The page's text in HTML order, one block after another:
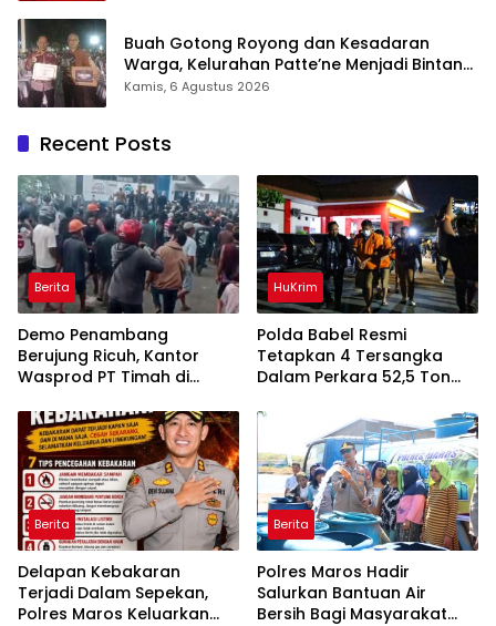
Buah Gotong Royong dan Kesadaran
Warga, Kelurahan Patte’ne Menjadi Bintang
Takalar Award 2026
Kamis, 6 Agustus 2026
Recent Posts
Berita
Demo Penambang
Berujung Ricuh, Kantor
Wasprod PT Timah di
HuKrim
Polda Babel Resmi
Tetapkan 4 Tersangka
Dalam Perkara 52,5 Ton
Belitung
Berita
Delapan Kebakaran
Terjadi Dalam Sepekan,
Polres Maros Keluarkan
Berita
Polres Maros Hadir
Salurkan Bantuan Air
Bersih Bagi Masyarakat